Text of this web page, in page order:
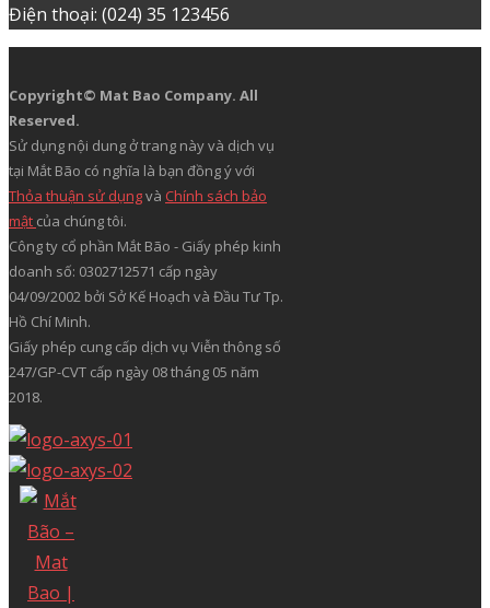
Điện thoại: (024) 35 123456
Copyright© Mat Bao Company. All
Reserved.
Sử dụng nội dung ở trang này và dịch vụ
tại Mắt Bão có nghĩa là bạn đồng ý với
Thỏa thuận sử dụngvà Chính sách bảo
mật của chúng tôi.
Công ty cổ phần Mắt Bão - Giấy phép kinh
doanh số: 0302712571 cấp ngày
04/09/2002 bởi Sở Kế Hoạch và Đầu Tư Tp.
Hồ Chí Minh.
Giấy phép cung cấp dịch vụ Viễn thông số
247/GP-CVT cấp ngày 08 tháng 05 năm
2018.